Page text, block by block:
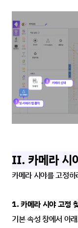
II. 카메라 시
카메라 시야를 고정
1. 카메라 시야 고정
기본 속성 창에서 아